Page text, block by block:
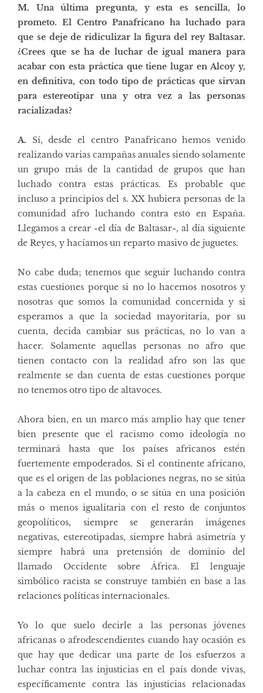
M. Una última pregunta, y esta es sencilla, lo
prometo. El Centro Panafricano ha luchado para
que se deje de ridiculizar la figura del rey Baltasar.
¿Crees que se ha de luchar de igual manera para
acabar con esta práctica que tiene lugar en Alcoy y,
en definitiva, con todo tipo de prácticas que sirvan
para estereotipar una y otra vez a las personas
racializadas?
A. Sí, desde el centro Panafricano hemos venido
realizando varias campañas anuales siendo solamente
un grupo más de la cantidad de grupos que han
luchado contra estas prácticas. Es probable que
incluso a principios del s. XX hubiera personas de la
comunidad afro luchando contra esto en España.
Llegamos a crear «el día de Baltasar», al día siguiente
de Reyes, y hacíamos un reparto masivo de juguetes.
No cabe duda; tenemos que seguir luchando contra
estas cuestiones porque si no lo hacemos nosotros y
nosotras que somos la comunidad concernida y si
esperamos a que la sociedad mayoritaria, por su
cuenta, decida cambiar sus prácticas, no lo van a
hacer. Solamente aquellas personas no afro que
tienen contacto con la realidad afro son las que
realmente se dan cuenta de estas cuestiones porque
no tenemos otro tipo de altavoces.
Ahora bien, en un marco más amplio hay que tener
bien presente que el racismo como ideología no
terminará hasta que los países africanos estén
fuertemente empoderados. Si el continente africano,
que es el origen de las poblaciones negras, no se sitúa
a la cabeza en el mundo, o se sitúa en una posición
más o menos igualitaria con el resto de conjuntos
geopolíticos, siempre se generarán imágenes
negativas, estereotipadas, siempre habrá asimetría y
siempre habrá una pretensión de dominio del
llamado Occidente sobre África. El lenguaje
simbólico racista se construye también en base a las
relaciones políticas internacionales.
Yo lo que suelo decirle a las personas jóvenes
africanas o afrodescendientes cuando hay ocasión es
que hay que dedicar una parte de los esfuerzos a
luchar contra las injusticias en el país donde vivas,
específicamente contra las injusticias relacionadas